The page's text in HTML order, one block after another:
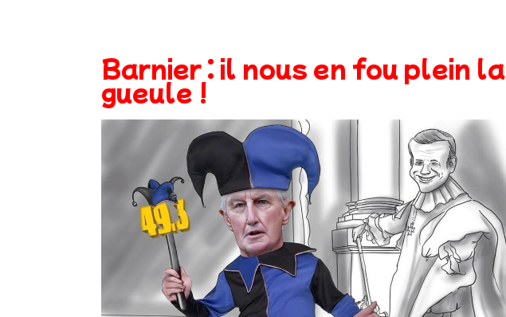
Barnier : il nous en fou plein la
gueule !